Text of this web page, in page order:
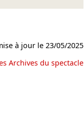
à jour le23/05/2025
Archives du spectacle